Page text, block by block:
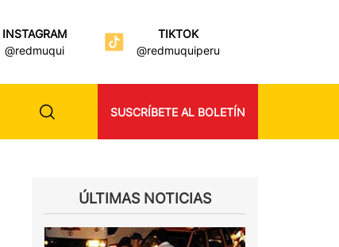
INSTAGRAM
@redmuqui
TIKTOK
@redmuquiperu
SUSCRÍBETE AL BOLETÍN
ÚLTIMAS NOTICIAS